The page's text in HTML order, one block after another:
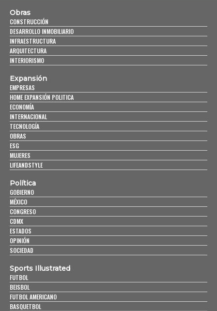
Obras
CONSTRUCCIÓN
DESARROLLO INMOBILIARIO
INFRAESTRUCTURA
ARQUITECTURA
INTERIORISMO
Expansión
EMPRESAS
HOME EXPANSIÓN POLITICA
ECONOMÍA
INTERNACIONAL
TECNOLOGÍA
OBRAS
ESG
MUJERES
LIFEANDSTYLE
Política
GOBIERNO
MÉXICO
CONGRESO
CDMX
ESTADOS
OPINIÓN
SOCIEDAD
Sports Illustrated
FUTBOL
BEISBOL
FUTBOL AMERICANO
BASQUETBOL